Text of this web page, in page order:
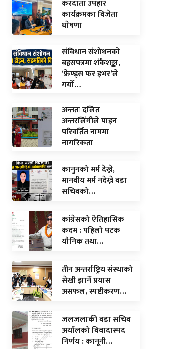
करदाता उपहार
कार्यक्रमका विजेता
घाेषणा
संविधान संशोधनको
बहसपत्रमा शंकैशङ्का,
‘फ्रेण्ड्स फर इभर’ले
गर्यो…
अन्ततः दलित
अन्तरलिंगीले पाइन
परिवर्तित नाममा
नागरिकता
कानुनको मर्म देख्ने,
मानवीय मर्म नदेख्ने वडा
सचिवको…
कांग्रेसको ऐतिहासिक
कदम : पहिलो पटक
यौनिक तथा…
तीन अन्तर्राष्ट्रिय संस्थाको
सेखी झार्ने प्रयास
असफल, स्पष्टीकरण…
जलजलाकी वडा सचिव
अर्यालको विवादास्पद
निर्णय : कानूनी…